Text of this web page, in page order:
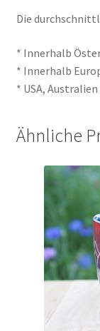
Die
* Innerhalb
* Innerhalb
* USA,
Ähnliche